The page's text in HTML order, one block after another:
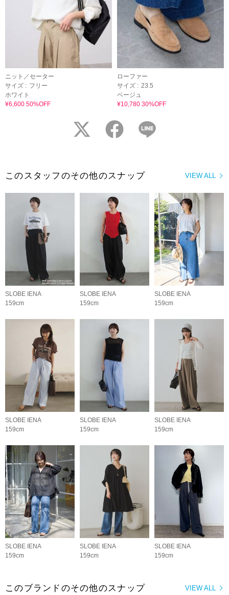
ニット／セーター
サイズ : フリー
ホワイト
¥6,600 50%OFF
ローファー
サイズ : 23.5
ベージュ
¥10,780 30%OFF
twitter facebook
VIEW ALL
このスタッフのその他のスナップ
SLOBE IENA
159cm
SLOBE IENA
159cm
SLOBE IENA
159cm
SLOBE IENA
159cm
SLOBE IENA
159cm
SLOBE IENA
159cm
SLOBE IENA
159cm
SLOBE IENA
159cm
SLOBE IENA
159cm
VIEW ALL
このブランドのその他のスナップ